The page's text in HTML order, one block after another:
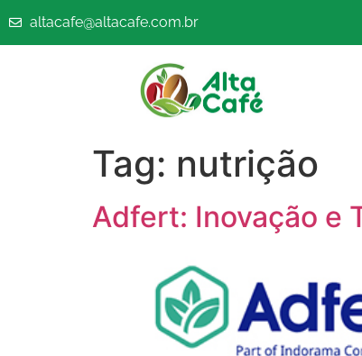
altacafe@altacafe.com.br
Tag: nutrição
Adfert: Inovação e